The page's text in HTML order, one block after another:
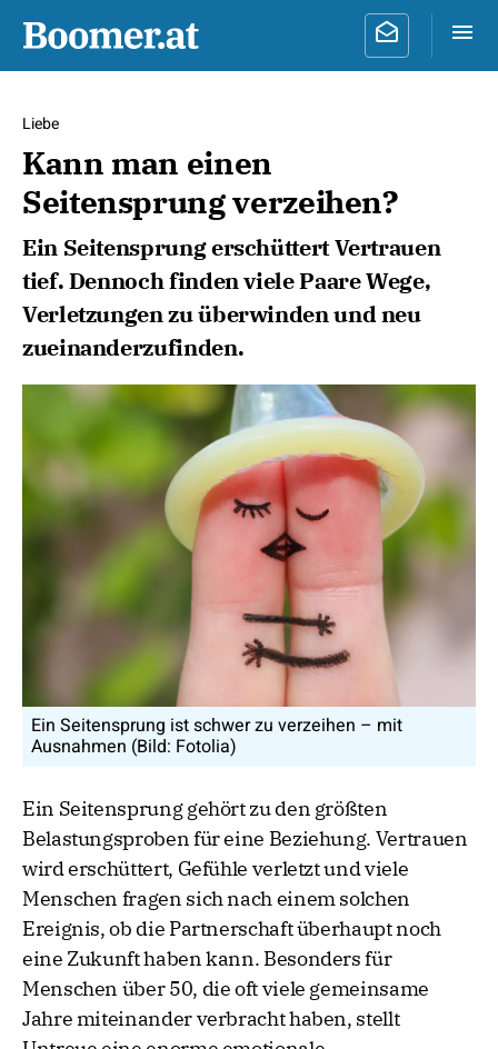
Liebe
Kann man einen
Seitensprung verzeihen?
Ein Seitensprung erschüttert Vertrauen
tief. Dennoch finden viele Paare Wege,
Verletzungen zu überwinden und neu
zueinanderzufinden.
Ein Seitensprung ist schwer zu verzeihen – mit
Ausnahmen (Bild: Fotolia)
Ein Seitensprung gehört zu den größten
Belastungsproben für eine Beziehung. Vertrauen
wird erschüttert, Gefühle verletzt und viele
Menschen fragen sich nach einem solchen
Ereignis, ob die Partnerschaft überhaupt noch
eine Zukunft haben kann. Besonders für
Menschen über 50, die oft viele gemeinsame
Jahre miteinander verbracht haben, stellt